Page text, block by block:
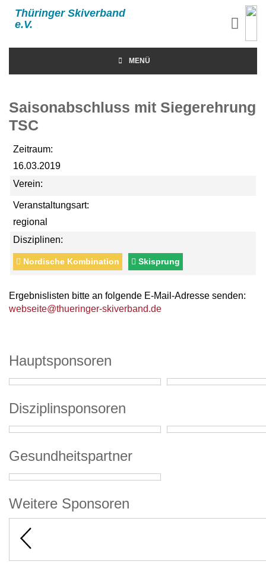
Thüringer Skiverband
e.V.
MENÜ
Saisonabschluss mit Siegerehrung
TSC
Zeitraum:
16.03.2019
Verein:
Veranstaltungsart:
regional
Disziplinen:
Nordische Kombination Skisprung
Ergebnislisten bitte an folgende E-Mail-Adresse senden:
webseite@thueringer-skiverband.de
Hauptsponsoren
Disziplinsponsoren
Gesundheitspartner
Weitere Sponsoren